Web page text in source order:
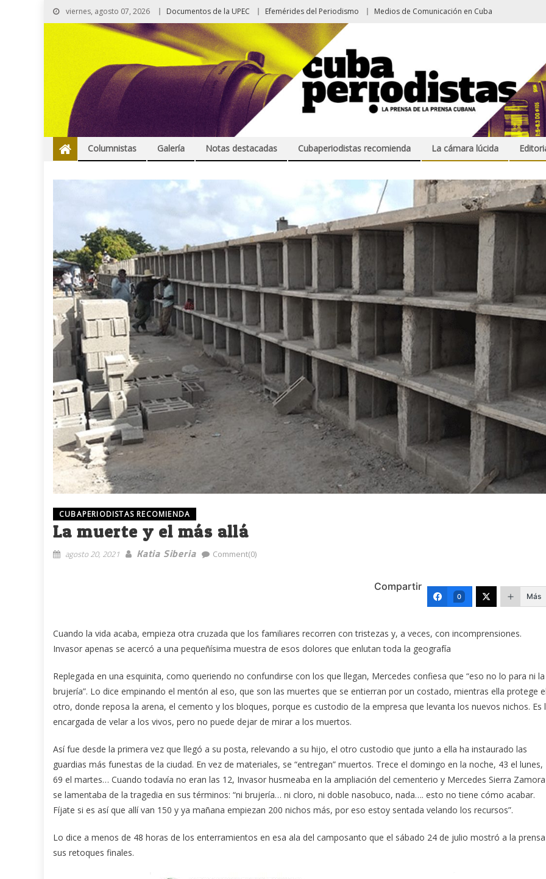
viernes, agosto 07, 2026 Documentos de la UPEC Efemérides del Periodismo Medios de Comunicación en Cuba
Columnistas Galería Notas destacadas Cubaperiodistas recomienda La cámara lúcida
CUBAPERIODISTAS RECOMIENDA
La muerte y el más allá
agosto 20, 2021 Katia Siberia Comment(0)
Compartir
0 Más
Cuando la vida acaba, empieza otra cruzada que los familiares recorren con tristezas y, a veces, con incomprensiones.
Invasor apenas se acercó a una pequeñísima muestra de esos dolores que enlutan toda la geografía
Replegada en una esquinita, como queriendo no confundirse con los que llegan, Mercedes confiesa que “eso no lo para ni la
brujería”. Lo dice empinando el mentón al eso, que son las muertes que se entierran por un costado, mientras ella protege
otro, donde reposa la arena, el cemento y los bloques, porque es custodio de la empresa que levanta los nuevos nichos. Es
encargada de velar a los vivos, pero no puede dejar de mirar a los muertos.
Así fue desde la primera vez que llegó a su posta, relevando a su hijo, el otro custodio que junto a ella ha instaurado las
guardias más funestas de la ciudad. En vez de materiales, se “entregan” muertos. Trece el domingo en la noche, 43 el lunes,
69 el martes… Cuando todavía no eran las 12, Invasor husmeaba en la ampliación del cementerio y Mercedes Sierra Zamora
se lamentaba de la tragedia en sus términos: “ni brujería… ni cloro, ni doble nasobuco, nada…. esto no tiene cómo acabar.
Fíjate si es así que allí van 150 y ya mañana empiezan 200 nichos más, por eso estoy sentada velando los recursos”.
Lo dice a menos de 48 horas de los enterramientos en esa ala del camposanto que el sábado 24 de julio mostró a la prensa
sus retoques finales.